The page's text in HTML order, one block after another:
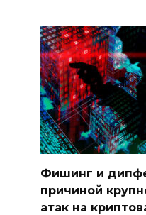
Фишинг и
причиной
атак на